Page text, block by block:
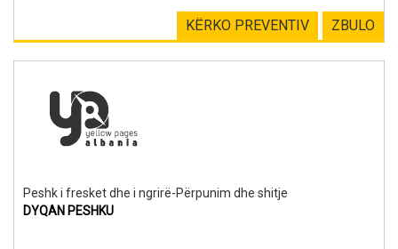
ZBULO
KËRKO PREVENTIV
Peshk i fresket dhe i ngrirë-Përpunim dhe shitje
DYQAN PESHKU